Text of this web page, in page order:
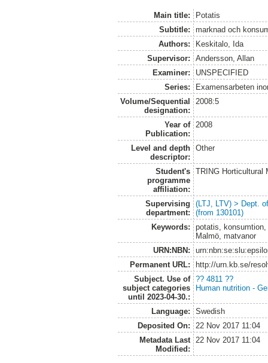
Main title:
Potatis
Subtitle:
marknad och
Authors:
Keskitalo, Ida
Supervisor:
Andersson, Allan
Examiner:
UNSPECIFIED
Series:
Examensarbeten
Volume/Sequential
designation:
2008:5
Year of
Publication:
2008
Level and depth
descriptor:
Other
Student's
programme
affiliation:
TRING Horticultural
Supervising
department:
(LTJ, LTV) > Dept.
(from 130101)
Keywords:
potatis,
Malmö, matvanor
URN:NBN:
Permanent URL:
http://urn.kb.se/
Subject. Use of
subject categories
until 2023-04-30.:
?? 4811 ??
Human nutrition -
Language:
Swedish
Deposited On:
22 Nov 2017 11:04
Metadata Last
Modified:
22 Nov 2017 11:04